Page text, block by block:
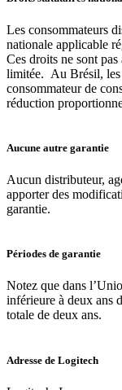
Les consommateurs
nationale applicable
Ces droits ne sont
limitée. Au Brésil, les
consommateur de
réduction
Aucune autre garantie
Aucun distributeur,
apporter des
garantie.
Périodes de garantie
Notez que dans
inférieure à deux ans
totale de deux ans.
Adresse de Logitech